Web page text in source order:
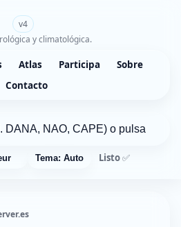
v4
y climatológica.
Atlas Participa
Sobre
Contacto
Tema: Auto Listo ✅